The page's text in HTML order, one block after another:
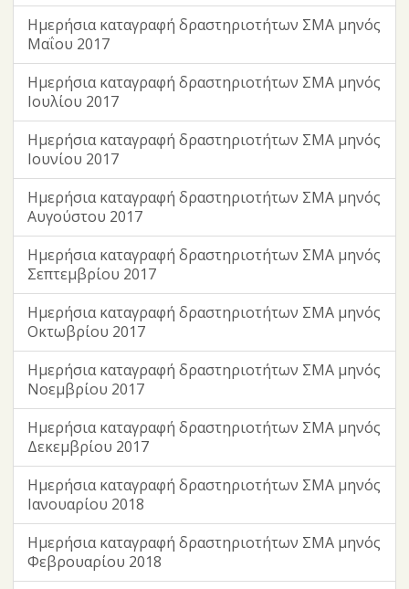
Ημερήσια καταγραφή δραστηριοτήτων ΣΜΑ μηνός
Μαΐου 2017
Ημερήσια καταγραφή δραστηριοτήτων ΣΜΑ μηνός
Ιουλίου 2017
Ημερήσια καταγραφή δραστηριοτήτων ΣΜΑ μηνός
Ιουνίου 2017
Ημερήσια καταγραφή δραστηριοτήτων ΣΜΑ μηνός
Αυγούστου 2017
Ημερήσια καταγραφή δραστηριοτήτων ΣΜΑ μηνός
Σεπτεμβρίου 2017
Ημερήσια καταγραφή δραστηριοτήτων ΣΜΑ μηνός
Οκτωβρίου 2017
Ημερήσια καταγραφή δραστηριοτήτων ΣΜΑ μηνός
Νοεμβρίου 2017
Ημερήσια καταγραφή δραστηριοτήτων ΣΜΑ μηνός
Δεκεμβρίου 2017
Ημερήσια καταγραφή δραστηριοτήτων ΣΜΑ μηνός
Ιανουαρίου 2018
Ημερήσια καταγραφή δραστηριοτήτων ΣΜΑ μηνός
Φεβρουαρίου 2018